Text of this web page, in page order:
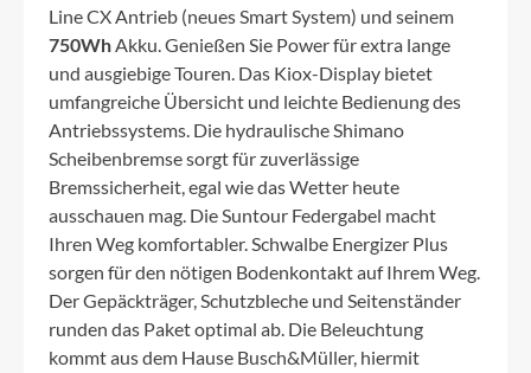
Line CX Antrieb (neues Smart System) und seinem
750WhAkku. Genießen Sie Power für extra lange
und ausgiebige Touren. Das Kiox-Display bietet
umfangreiche Übersicht und leichte Bedienung des
Antriebssystems. Die hydraulische Shimano
Scheibenbremse sorgt für zuverlässige
Bremssicherheit, egal wie das Wetter heute
ausschauen mag. Die Suntour Federgabel macht
Ihren Weg komfortabler. Schwalbe Energizer Plus
sorgen für den nötigen Bodenkontakt auf Ihrem Weg.
Der Gepäckträger, Schutzbleche und Seitenständer
runden das Paket optimal ab. Die Beleuchtung
kommt aus dem Hause Busch&Müller, hiermit